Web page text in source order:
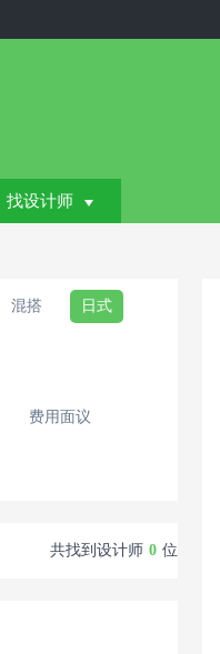
找设计师
混搭 日式
费用面议
共找到设计师 0 位